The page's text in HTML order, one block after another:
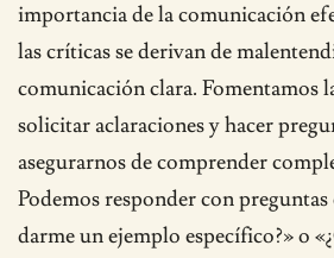
importancia de la comunicación
las críticas se derivan de
comunicación clara. Fomentamos
solicitar aclaraciones y hacer
asegurarnos de comprender
Podemos responder con preguntas
darme un ejemplo específico?» o